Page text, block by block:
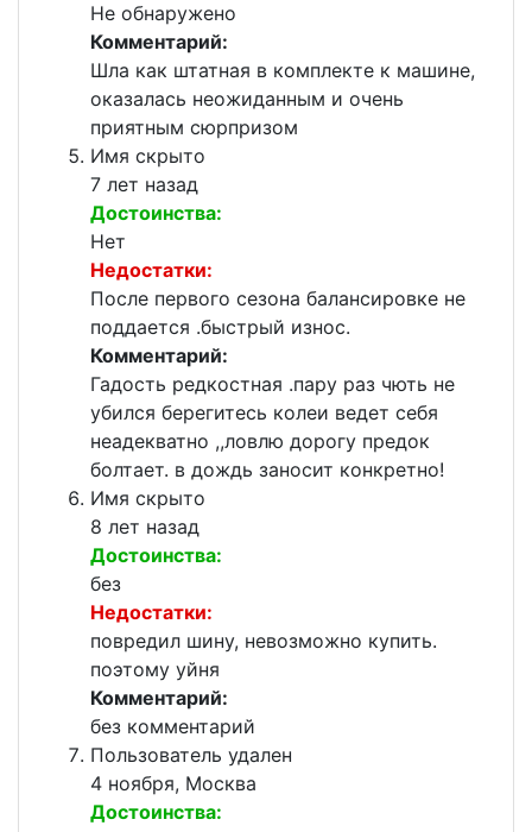
Не обнаружено
Комментарий:
Шла как штатная в комплекте к машине,
оказалась неожиданным и очень
приятным сюрпризом
Имя скрыто
7 лет назад
Достоинства:
Нет
Недостатки:
После первого сезона балансировке не
поддается .быстрый износ.
Комментарий:
Гадость редкостная .пару раз чють не
убился берегитесь колеи ведет себя
неадекватно ,,ловлю дорогу предок
болтает. в дождь заносит конкретно!
Имя скрыто
8 лет назад
Достоинства:
без
Недостатки:
повредил шину, невозможно купить.
поэтому уйня
Комментарий:
без комментарий
Пользователь удален
4 ноября, Москва
Достоинства: